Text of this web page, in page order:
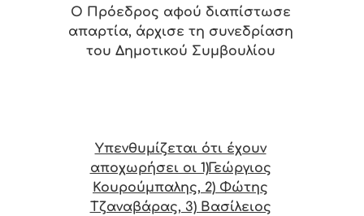
Ο Πρόεδρος αφού διαπίστωσε
απαρτία, άρχισε τη συνεδρίαση
του Δημοτικού Συμβουλίου
Υπενθυμίζεται ότι έχουν
αποχωρήσει οι 1)Γεώργιος
Κουρούμπαλης, 2) Φώτης
Τζαναβάρας, 3) Βασίλειος